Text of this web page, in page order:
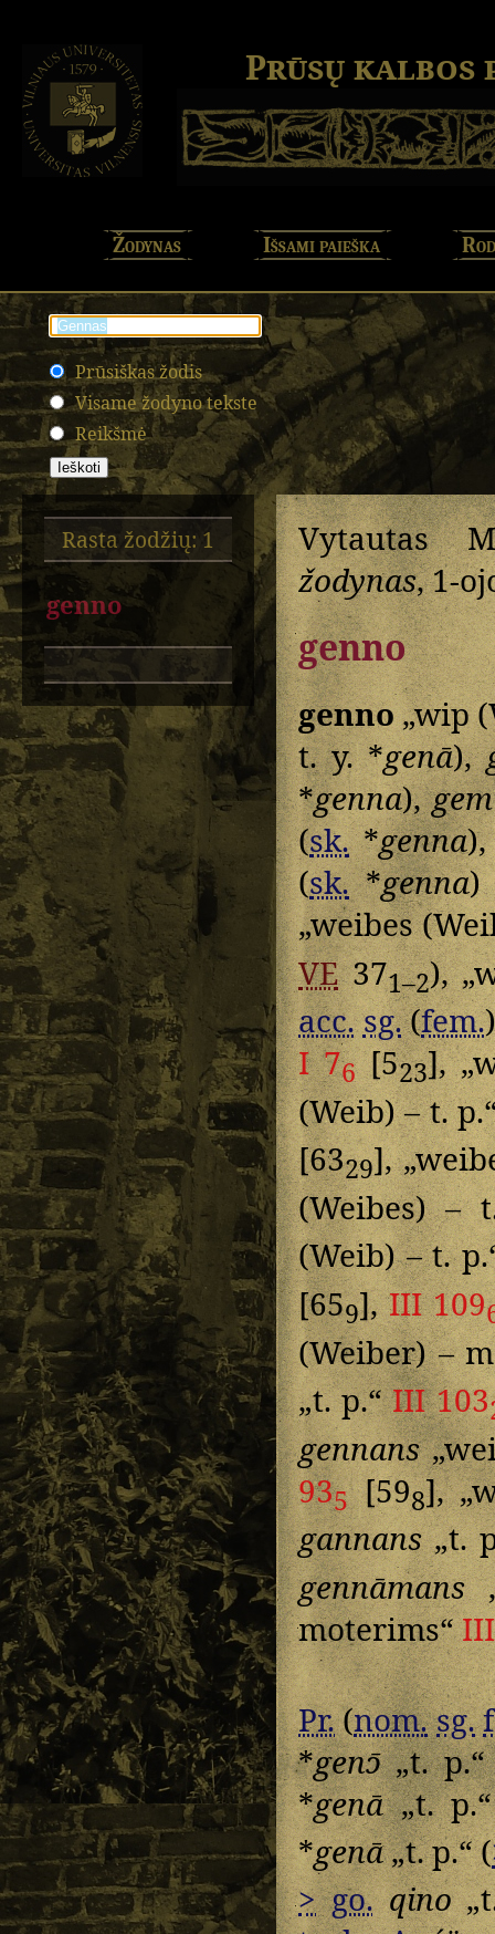
Prūsų kalbos
Žodynas Išsami paieška
Prūsiškas žodis
Visame žodyno tekste
Reikšmė
Rasta žodžių: 1
genno
Vytautas
žodynas, 1-
genno
genno„wip
t. y. *genā),
*genna),
(sk.*genna
(sk.*genna
„weibes
VE371–2),
acc. sg.(fem.
I 76[523],
(Weib) – t.
[6329],
(Weibes) –
(Weib) – t.
[659],III 109
(Weiber) –
„t. p.“III 103
gennans
935[598],
gannans„t.
gennāmans
moterims“
Pr.(nom.sg.
*genɔ̄„t.
*genā„t.
*genā„t. p.“ (
> go. qino